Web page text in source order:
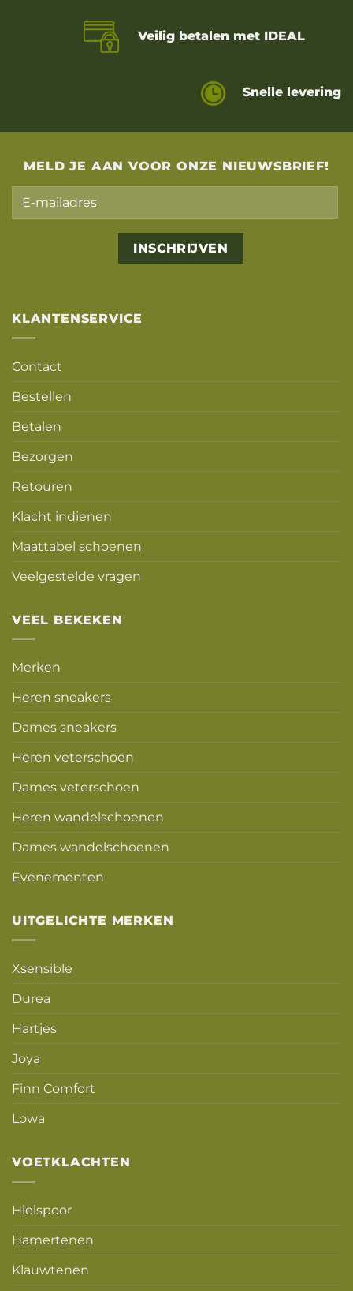
Veilig betalen met IDEAL
Snelle levering
MELD JE AAN VOOR ONZE NIEUWSBRIEF!
KLANTENSERVICE
Contact
Bestellen
Betalen
Bezorgen
Retouren
Klacht indienen
Maattabel schoenen
Veelgestelde vragen
VEEL BEKEKEN
Merken
Heren sneakers
Dames sneakers
Heren veterschoen
Dames veterschoen
Heren wandelschoenen
Dames wandelschoenen
Evenementen
UITGELICHTE MERKEN
Xsensible
Durea
Hartjes
Joya
Finn Comfort
Lowa
VOETKLACHTEN
Hielspoor
Hamertenen
Klauwtenen